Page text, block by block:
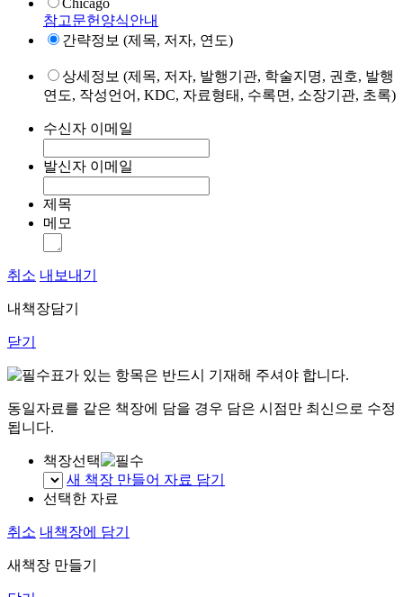
Chicago
참고문헌양식안내
간략정보 (제목, 저자, 연도)
상세정보 (제목, 저자, 발행기관, 학술지명, 권호, 발행
연도, 작성언어, KDC, 자료형태, 수록면, 소장기관, 초록)
수신자 이메일
발신자 이메일
제목
메모
취소 내보내기
내책장담기
닫기
표가 있는 항목은 반드시 기재해 주셔야 합니다.
동일자료를 같은 책장에 담을 경우 담은 시점만 최신으로 수정
됩니다.
책장선택
새 책장 만들어 자료 담기
선택한 자료
취소 내책장에 담기
새책장 만들기